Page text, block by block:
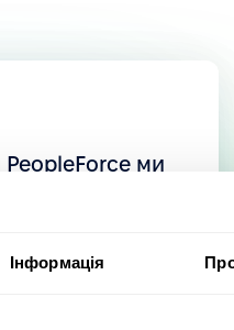
Інформація
ми
на 60%
як частина
а